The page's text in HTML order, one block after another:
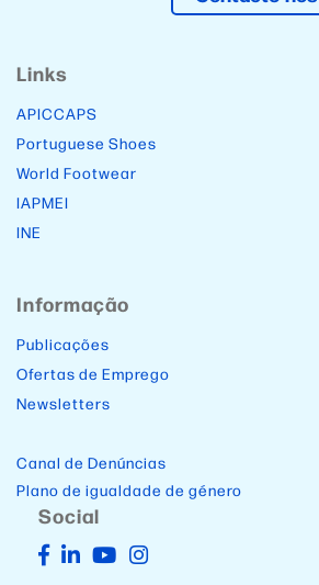
Links
APICCAPS
Portuguese Shoes
World Footwear
IAPMEI
INE
Informação
Publicações
Ofertas de Emprego
Newsletters
Canal de Denúncias
Plano de igualdade de género
Social